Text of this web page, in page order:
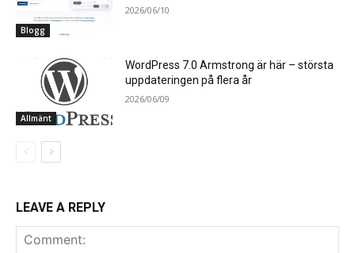
Blogg
2026/06/10
Allmänt
WordPress 7.0 Armstrong är här – största
uppdateringen på flera år
2026/06/09
LEAVE A REPLY